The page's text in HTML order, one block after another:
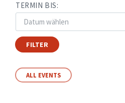
TERMIN BIS:
FILTER
ALL EVENTS